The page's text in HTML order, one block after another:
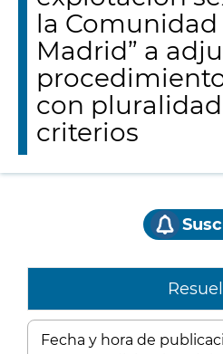
la Comunidad
Madrid” a
con
criterios
Fecha y hora de